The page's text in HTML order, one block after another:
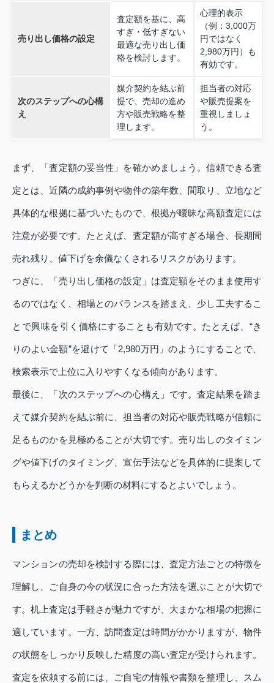
売り出し価格の設定
査定額を基に、高
すぎ・低すぎない
最適な売り出し価
格を検討します。
心理的表示
（例：3,000万
円ではなく
2,980万円）も
有効です。
次のステップへの心構
え
媒介契約を結ぶ前
提で、売却の進め
方や販売戦略を整
理します。
担当者の対応
や販売提案を
重視しましょ
う。
まず、「査定額の妥当性」を確かめましょう。信頼できる査
定とは、近隣の成約事例や物件の築年数、間取り、立地など
具体的な根拠に基づいたもので、根拠が曖昧な高額査定には
注意が必要です。たとえば、査定額が高すぎる場合、長期間
売れ残り、値下げを余儀なくされるリスクがあります。
つぎに、「売り出し価格の設定」は査定額をそのまま使用す
るのではなく、相場とのバランスを踏まえ、少し工夫するこ
とで興味を引く価格にすることも有効です。たとえば、“き
りのよい金額”を避けて「2,980万円」のようにすることで、
検索表示で上位に入りやすくなる傾向があります。
最後に、「次のステップへの心構え」です。査定結果を踏ま
えて媒介契約を結ぶ前に、担当者の対応や販売戦略が信頼に
足るものかを見極めることが大切です。売り出しのタイミン
グや値下げのタイミング、宣伝手法などを具体的に提案して
もらえるかどうかを判断の材料にするとよいでしょう。
まとめ
マンションの売却を検討する際には、査定方法ごとの特徴を
理解し、ご自身の今の状況に合った方法を選ぶことが大切で
す。机上査定は手軽さが魅力ですが、大まかな相場の把握に
適しています。一方、訪問査定は時間がかかりますが、物件
の状態をしっかり反映した精度の高い査定が受けられます。
査定を依頼する前には、ご自宅の情報や書類を整理し、スム